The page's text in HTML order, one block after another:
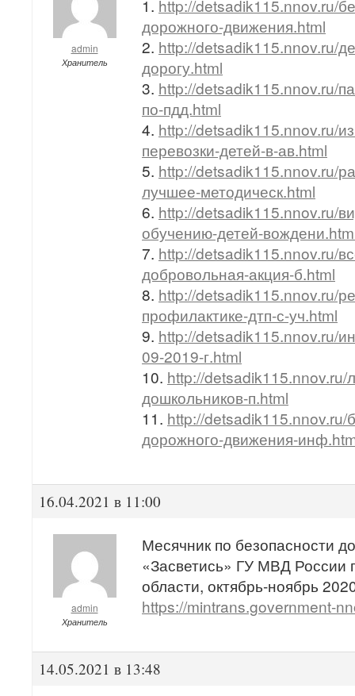
admin
Хранитель
1. http://detsadik115.nnov.ru/
дорожного-движения.html
2. http://detsadik115.nnov.ru/
дорогу.html
3. http://detsadik115.nnov.ru/
по-пдд.html
4. http://detsadik115.nnov.ru/
перевозки-детей-в-ав.html
5. http://detsadik115.nnov.ru/
лучшее-методическ.html
6. http://detsadik115.nnov.ru/
обучению-детей-
7. http://detsadik115.nnov.ru/
добровольная-акция-б.html
8. http://detsadik115.nnov.ru/
профилактике-дтп-с-уч.html
9. http://detsadik115.nnov.ru/
09-2019-г.html
10. http://detsadik115.nnov.ru/
дошкольников-п.html
11. http://detsadik115.nnov.ru/
дорожного-движения-
16.04.2021 в 11:00
admin
Хранитель
Месячник по безопасности
«Засветись» ГУ МВД России
области, октябрь-ноябрь
https://mintrans.government-
14.05.2021 в 13:48